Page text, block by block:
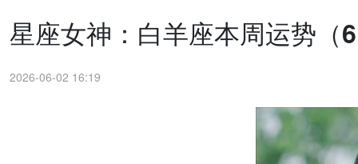
星座女神：白羊座本周运势（
2026-06-02 16:19